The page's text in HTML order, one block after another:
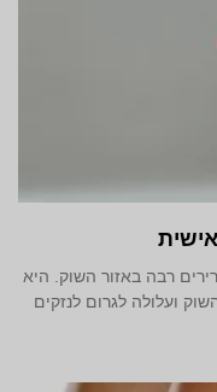
רבה באזור השוק. היא
ועלולה לגרום לנזקים